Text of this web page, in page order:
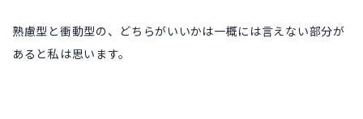
熟慮型と衝動型の、どちらがいいかは一概には言えない部分が
あると私は思います。